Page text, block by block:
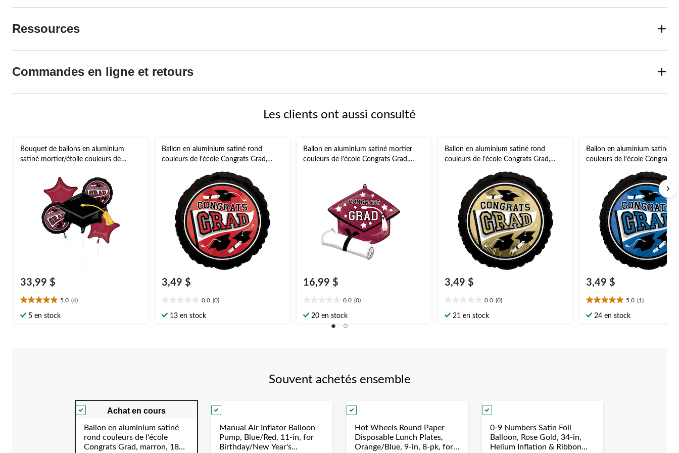
Ressources
Commandes en ligne et retours
Les clients ont aussi consulté
Bouquet de ballons en aluminium
satiné mortier/étoile couleurs de
po, gonflement à l'hélium et ruban
inclus, pour remise des diplômes
33,99 $
5.0 (4)
5.0
étoile(s)
5 en stock
Ballon en aluminium satiné rond
couleurs de l'école Congrats Grad,
ruban inclus, pour remise des diplômes
3,49 $
0.0 (0)
étoile(s)
13 en stock
Ballon en aluminium satiné mortier
couleurs de l'école Congrats Grad,
16,99 $
0.0 (0)
étoile(s)
20 en stock
Ballon en aluminium satiné rond
couleurs de l'école Congrats Grad,
hélium compris, pour remise des
diplômes
3,49 $
0.0 (0)
étoile(s)
21 en stock
Ballon en aluminium satiné
couleurs de l'école Congrats
ruban inclus, pour remise
3,49 $
5.0 (1)
5.0
étoile(s)
24 en stock
Souvent achetés ensemble
Achat en cours
Ballon en aluminium satiné
rond couleurs de l'école
Congrats Grad, marron, 18
Manual Air Inflator Balloon
Pump, Blue/Red, 11-in, for
Birthday/New Year's
Hot Wheels Round Paper
Disposable Lunch Plates,
Orange/Blue, 9-in, 8-pk, for
0-9 Numbers Satin Foil
Balloon, Rose Gold, 34-in,
Helium Inflation & Ribbon